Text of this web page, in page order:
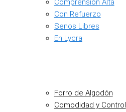
Comprensión Alta
Con Refuerzo
Senos Libres
En Lycra
Forro de Algodón
Comodidad y Control